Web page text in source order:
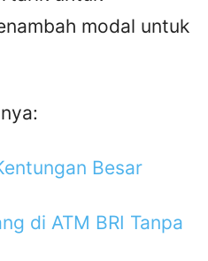
modal untuk
Besar
di ATM BRI Tanpa